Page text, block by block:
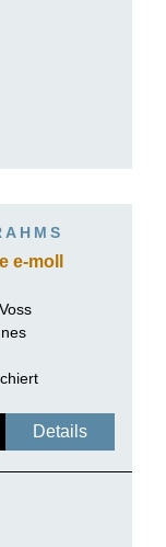
e-moll
Details